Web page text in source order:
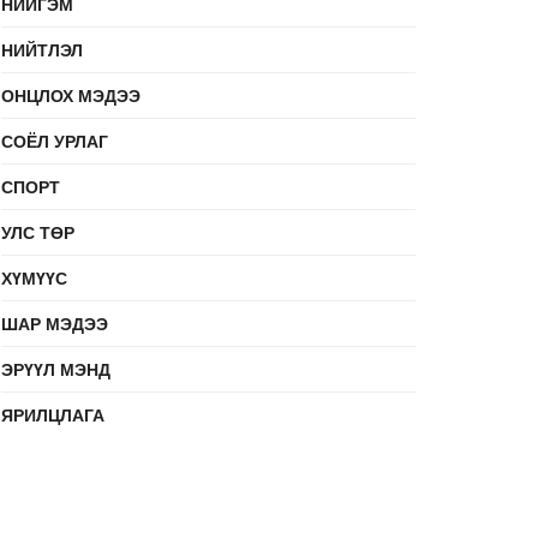
НИЙТЛЭЛ
ОНЦЛОХ МЭДЭЭ
СОЁЛ УРЛАГ
СПОРТ
УЛС ТӨР
ХҮМҮҮС
ШАР МЭДЭЭ
ЭРҮҮЛ МЭНД
ЯРИЛЦЛАГА